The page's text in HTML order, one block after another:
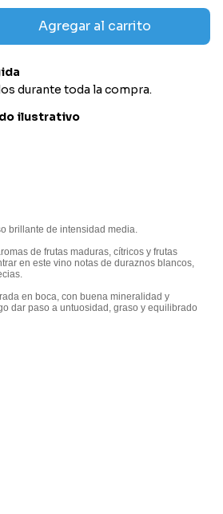
durante toda la compra.
ilustrativo
brillante de intensidad media.
de frutas maduras, cítricos y frutas
en este vino notas de duraznos blancos,
en boca, con buena mineralidad y
dar paso a untuosidad, graso y equilibrado